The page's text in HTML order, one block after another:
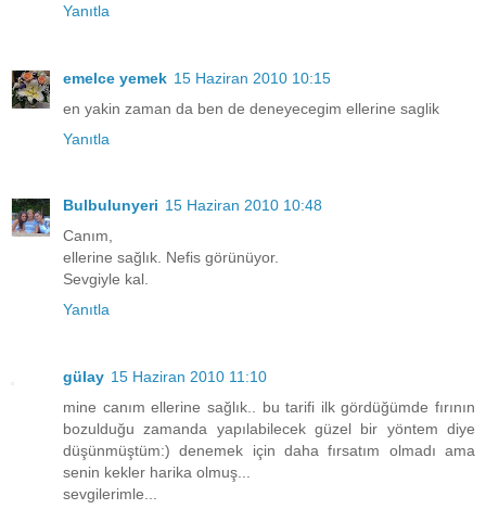
Yanıtla
emelce yemek 15 Haziran 2010 10:15
en yakin zaman da ben de deneyecegim ellerine saglik
Yanıtla
Bulbulunyeri 15 Haziran 2010 10:48
Canım,
ellerine sağlık. Nefis görünüyor.
Sevgiyle kal.
Yanıtla
gülay 15 Haziran 2010 11:10
mine canım ellerine sağlık.. bu tarifi ilk gördüğümde fırının
bozulduğu zamanda yapılabilecek güzel bir yöntem diye
düşünmüştüm:) denemek için daha fırsatım olmadı ama
senin kekler harika olmuş...
sevgilerimle...